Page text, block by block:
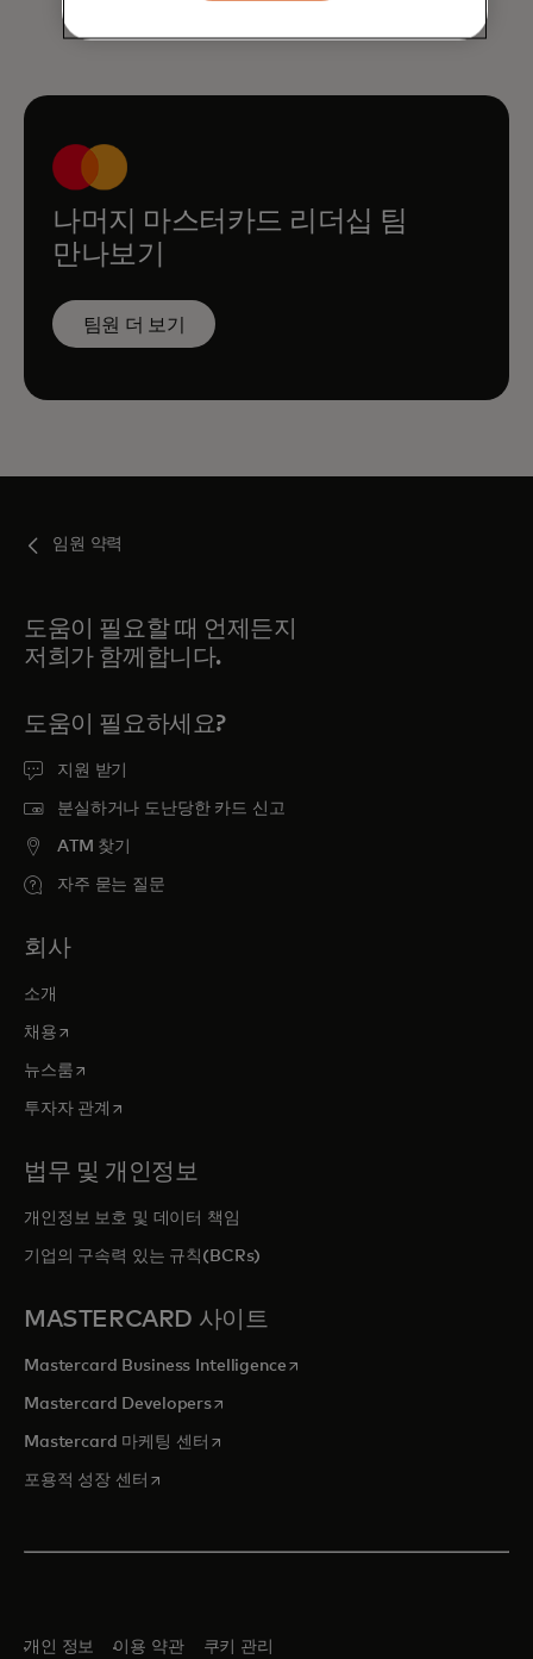
나머지 마스터카드 리더십 팀
만나보기
팀원 더 보기
임원 약력
도움이 필요할 때 언제든지
저희가 함께합니다.
도움이 필요하세요?
지원 받기
분실하거나 도난당한 카드 신고
ATM 찾기
자주 묻는 질문
회사
소개
채용새 탭에서 열림
뉴스룸새 탭에서 열림
투자자 관계 새 탭에서 열림
법무 및 개인정보
개인정보 보호 및 데이터 책임
기업의 구속력 있는 규칙(BCRs)
MASTERCARD 사이트
Mastercard Business Intelligence새 탭에서 열림
Mastercard Developers새 탭에서 열림
Mastercard 마케팅 센터 새 탭에서 열림
포용적 성장 센터 새 탭에서 열림
개인 정보 이용 약관 쿠키 관리